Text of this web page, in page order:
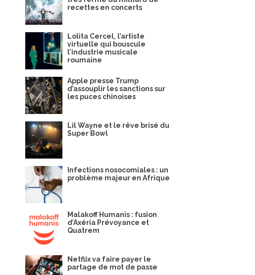
recettes en concerts
Lolita Cercel, l’artiste
virtuelle qui bouscule
l’industrie musicale
roumaine
Apple presse Trump
d’assouplir les sanctions sur
les puces chinoises
Lil Wayne et le rêve brisé du
Super Bowl
Infections nosocomiales : un
problème majeur en Afrique
Malakoff Humanis : fusion
d’Axéria Prévoyance et
Quatrem
Netflix va faire payer le
partage de mot de passe